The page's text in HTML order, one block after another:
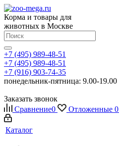
Корма и товары для
животных в Москве
+7 (495) 989-48-51
+7 (495) 989-48-51
+7 (916) 903-74-35
понедельник-пятница: 9.00-19.00
Заказать звонок
Сравнение0 Отложенные 0
Каталог